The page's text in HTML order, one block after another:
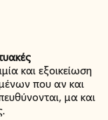
και εξοικείωση
που αν και
μα και